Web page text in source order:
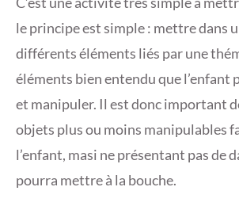
le principe est simple : mettre dans
différents éléments liés par une
éléments bien entendu que l’enfant
et manipuler. Il est donc important
objets plus ou moins manipulables
l’enfant, masi ne présentant pas de
pourra mettre à la bouche.